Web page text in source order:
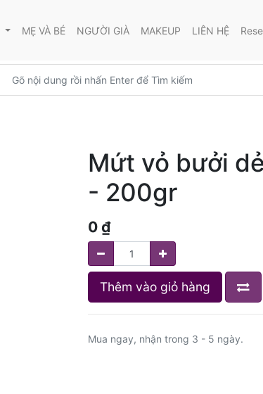
MẸ VÀ BÉ NGƯỜI GIÀ MAKEUP LIÊN HỆ
Mứt vỏ bưởi
- 200gr
0 ₫
Thêm vào giỏ hàng
Mua ngay, nhận trong 3 - 5 ngày.